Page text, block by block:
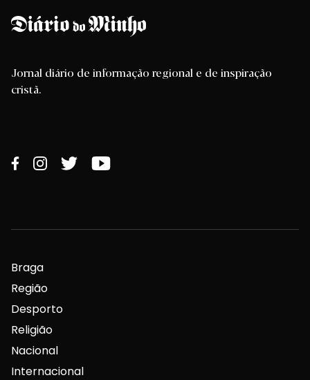
Jornal diário de informação regional e de inspiração
cristã.
Braga
Região
Desporto
Religião
Nacional
Internacional